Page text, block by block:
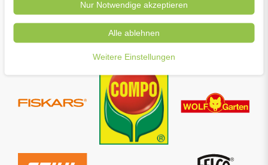
Nur Notwendige akzeptieren
Alle ablehnen
Weitere Einstellungen